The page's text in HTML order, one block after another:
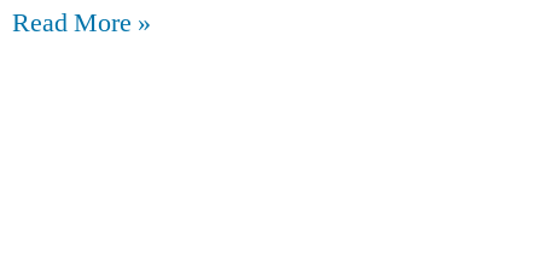
Read More »